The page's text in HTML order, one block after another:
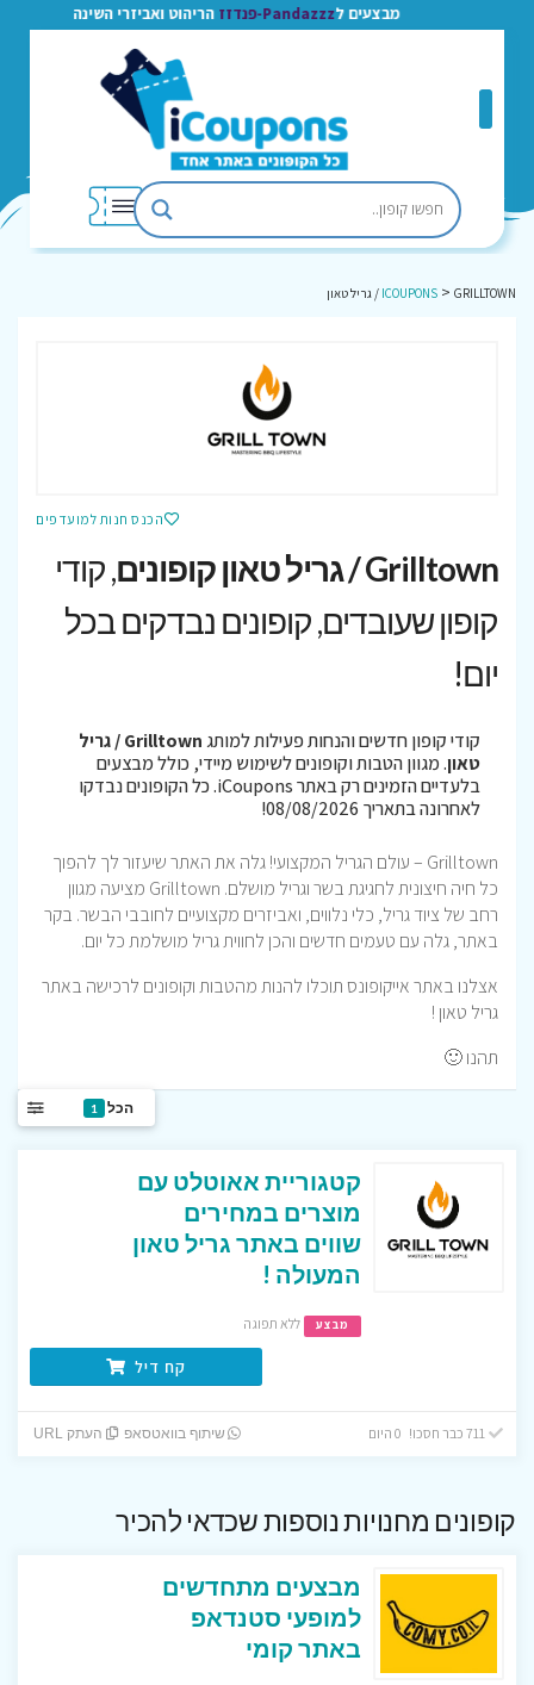
מבצעים ל Pandazzz-פנדזז הריהוט ואביזרי השינה
ICOUPONS > GRILLTOWN / גריל טאון
הכנס חנות למועדפים
Grilltown / גריל טאון קופונים
, קודי
קופון שעובדים, קופונים נבדקים בכל
יום!
קודי קופון חדשים והנחות פעילות למותג
Grilltown / גריל
טאון. מגוון הטבות וקופונים לשימוש מיידי, כולל מבצעים
בלעדיים הזמינים רק באתר iCoupons. כל הקופונים נבדקו
לאחרונה בתאריך 08/08/2026!
Grilltown – עולם הגריל המקצועי! גלה את האתר שיעזור לך להפוך
כל חיה חיצונית לחגיגת בשר וגריל מושלם. Grilltown מציעה מגוון
רחב של ציוד גריל, כלי נלווים, ואביזרים מקצועיים לחובבי הבשר. בקר
באתר, גלה עם טעמים חדשים והכן לחווית גריל מושלמת כל יום.
אצלנו באתר אייקופונס תוכלו להנות מהטבות וקופונים לרכישה באתר
גריל טאון !
תהנו 🙂
הכל 1
קטגוריית אאוטלט עם
מוצרים במחירים
שווים באתר גריל טאון
המעולה !
מבצע ללא תפוגה
קח דיל
שיתוף בוואטסאפ העתק URL
קופונים מחנויות נוספות שכדאי להכיר
מבצעים מתחדשים
למופעי סטנדאפ
באתר קומי